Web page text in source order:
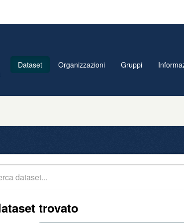
Dataset Organizzazioni Gruppi
trovato